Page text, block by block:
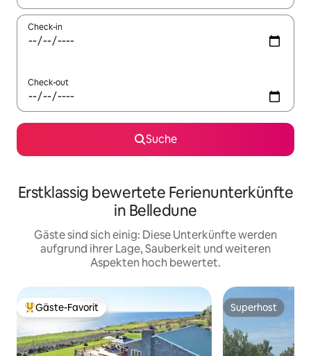
Check-in
Check-out
Suche
Erstklassig bewertete Ferienunterkünfte
in Belledune
Gäste sind sich einig: Diese Unterkünfte werden
aufgrund ihrer Lage, Sauberkeit und weiteren
Aspekten hoch bewertet.
Beliebter Gäste-Favorit.
Gäste-Favorit Superhost
Superhost